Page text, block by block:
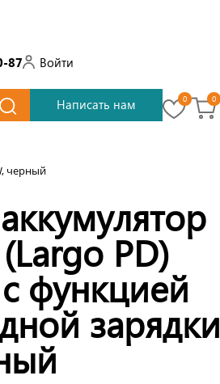
87 Войти
Написать нам 0 0
черный
PD)
функцией
зарядки